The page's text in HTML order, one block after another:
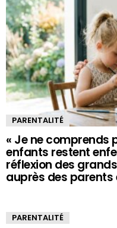
PARENTALITÉ
« Je ne
enfants restent
réflexion des
auprès des parents
PARENTALITÉ